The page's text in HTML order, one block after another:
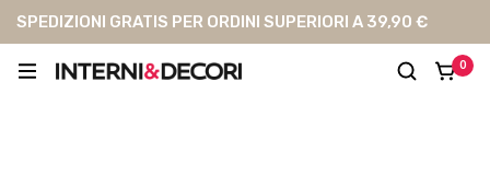
SPEDIZIONI GRATIS PER ORDINI SUPERIORI A 39,90 €
0